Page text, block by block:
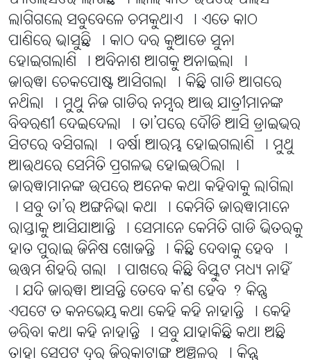
ଲାଗିଗଲେ ସବୁବେଳେ ଚମକୁଥାଏ । ଏତେ କାଠ
ପାଣିରେ ଭାସୁଛି । କାଠ ଦର କୁଆଡେ ସୁନା
ହୋଇଗଲାଣି । ଅବିନାଶ ଆଗକୁ ଅନାଇଲା ।
ଜାରୱା ଚେକପୋଷ୍ଟ ଆସିଗଲା । କିଛି ଗାଡି ଆଗରେ
ନଥିଲା । ମୁଥୁ ନିଜ ଗାଡିର ନମ୍ବର ଆଉ ଯାତ୍ରୀମାନଙ୍କ
ବିବରଣୀ ଦେଇଦେଲା । ତା’ପରେ ଦୌଡି ଆସି ଡ୍ରାଇଭର
ସିଟରେ ବସିଗଲା । ବର୍ଷା ଆରମ୍ଭ ହୋଇଗଲାଣି । ମୁଥୁ
ଆଉଥରେ ସେମିତି ପ୍ରଗଳଭ ହୋଇଉଠିଲା ।
ଜାରୱାମାନଙ୍କ ଉପରେ ଅନେକ କଥା କହିବାକୁ ଲାଗିଲା
। ସବୁ ତା’ର ଅଙ୍ଗନିଭା କଥା । କେମିତି ଜାରୱାମାନେ
ରାସ୍ତାକୁ ଆସିଯାଆନ୍ତି । ସେମାନେ କେମିତି ଗାଡି ଭିତରକୁ
ହାତ ପୁରାଇ ଜିନିଷ ଖୋଜନ୍ତି । କିଛି ଦେବାକୁ ହେବ ।
ଉତ୍ତମ ଶିହରି ଗଲା । ପାଖରେ କିଛି ବିସ୍କୁଟ ମଧ୍ୟ ନାହିଁ
। ଯଦି ଜାରୱା ଆସନ୍ତି ତେବେ କ’ଣ ହେବ ? କିନ୍ତୁ
ଏପଟେ ତ କନଭେୟ କଥା କେହି କହି ନାହାନ୍ତି । କେହି
ଡରିବା କଥା କହି ନାହାନ୍ତି । ସବୁ ଯାହାକିଛି କଥା ଅଛି
ତାହା ସେପଟ ଦୂର ଜିରକାଟାଙ୍ଗ ଅଞ୍ଚଳର । କିନ୍ତୁ